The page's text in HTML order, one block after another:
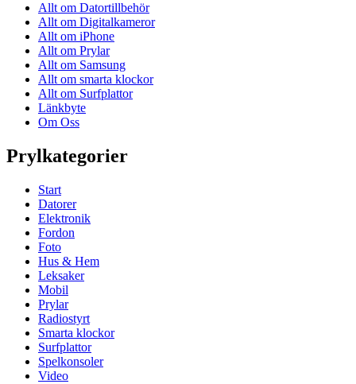
Allt om Datortillbehör
Allt om Digitalkameror
Allt om iPhone
Allt om Prylar
Allt om Samsung
Allt om smarta klockor
Allt om Surfplattor
Länkbyte
Om Oss
Prylkategorier
Start
Datorer
Elektronik
Fordon
Foto
Hus & Hem
Leksaker
Mobil
Prylar
Radiostyrt
Smarta klockor
Surfplattor
Spelkonsoler
Video